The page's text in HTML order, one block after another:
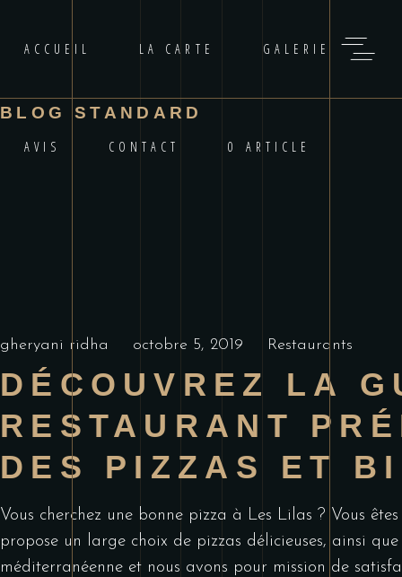
ACCUEIL LA CARTE GALERIE
AVIS CONTACT 0 ARTICLE
BLOG STANDARD
gheryani ridha octobre 5, 2019 Restaurants
DÉCOUVREZ LA
RESTAURANT
DES PIZZAS ET
Vous cherchez une bonne pizza à Les Lilas ? Vous
propose un large choix de pizzas délicieuses, ainsi
méditerranéenne et nous avons pour mission de